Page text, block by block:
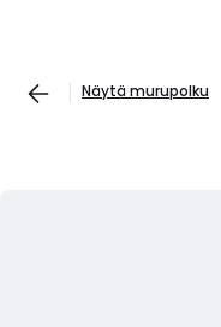
Näytä murupolku